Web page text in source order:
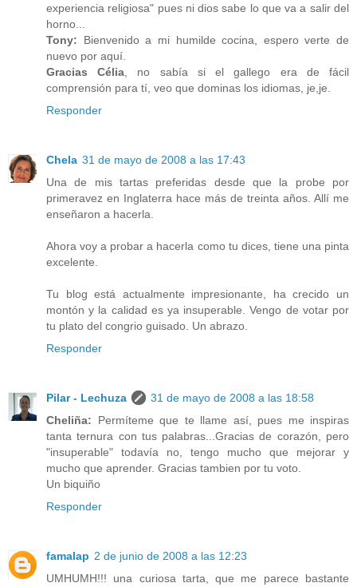
experiencia religiosa" pues ni dios sabe lo que va a salir del
horno...
Tony: Bienvenido a mi humilde cocina, espero verte de
nuevo por aquí.
Gracias Célia, no sabía si el gallego era de fácil
comprensión para tí, veo que dominas los idiomas, je,je.
Responder
Chela 31 de mayo de 2008 a las 17:43
Una de mis tartas preferidas desde que la probe por
primeravez en Inglaterra hace más de treinta años. Allí me
enseñaron a hacerla.
Ahora voy a probar a hacerla como tu dices, tiene una pinta
excelente.
Tu blog está actualmente impresionante, ha crecido un
montón y la calidad es ya insuperable. Vengo de votar por
tu plato del congrio guisado. Un abrazo.
Responder
Pilar - Lechuza
31 de mayo de 2008 a las 18:58
Cheliña: Permíteme que te llame así, pues me inspiras
tanta ternura con tus palabras...Gracias de corazón, pero
"insuperable" todavía no, tengo mucho que mejorar y
mucho que aprender. Gracias tambien por tu voto.
Un biquiño
Responder
famalap 2 de junio de 2008 a las 12:23
UMHUMH!!! una curiosa tarta, que me parece bastante